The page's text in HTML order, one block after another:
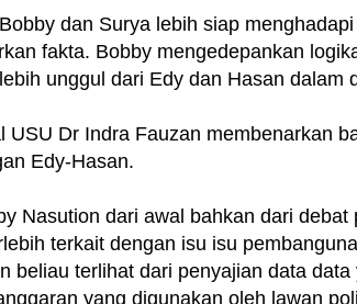
dan Surya lebih siap
fakta. Bobby mengedepankan
unggul dari Edy dan Hasan dalam
USU Dr Indra Fauzan membenarkan
Edy-Hasan.
Nasution dari awal bahkan dari debat
terkait dengan isu isu
beliau terlihat dari penyajian data
yang digunakan oleh lawan